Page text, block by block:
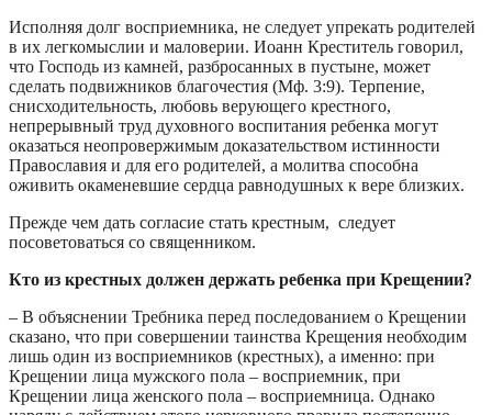
Исполняя долг восприемника, не следует упрекать родителей
в их легкомыслии и маловерии. Иоанн Креститель говорил,
что Господь из камней, разбросанных в пустыне, может
сделать подвижников благочестия (Мф. 3:9). Терпение,
снисходительность, любовь верующего крестного,
непрерывный труд духовного воспитания ребенка могут
оказаться неопровержимым доказательством истинности
Православия и для его родителей, а молитва способна
оживить окаменевшие сердца равнодушных к вере близких.
Прежде чем дать согласие стать крестным, следует
посоветоваться со священником.
Кто из крестных должен держать ребенка при Крещении?
– В объяснении Требника перед последованием о Крещении
сказано, что при совершении таинства Крещения необходим
лишь один из восприемников (крестных), а именно: при
Крещении лица мужского пола – восприемник, при
Крещении лица женского пола – восприемница. Однако